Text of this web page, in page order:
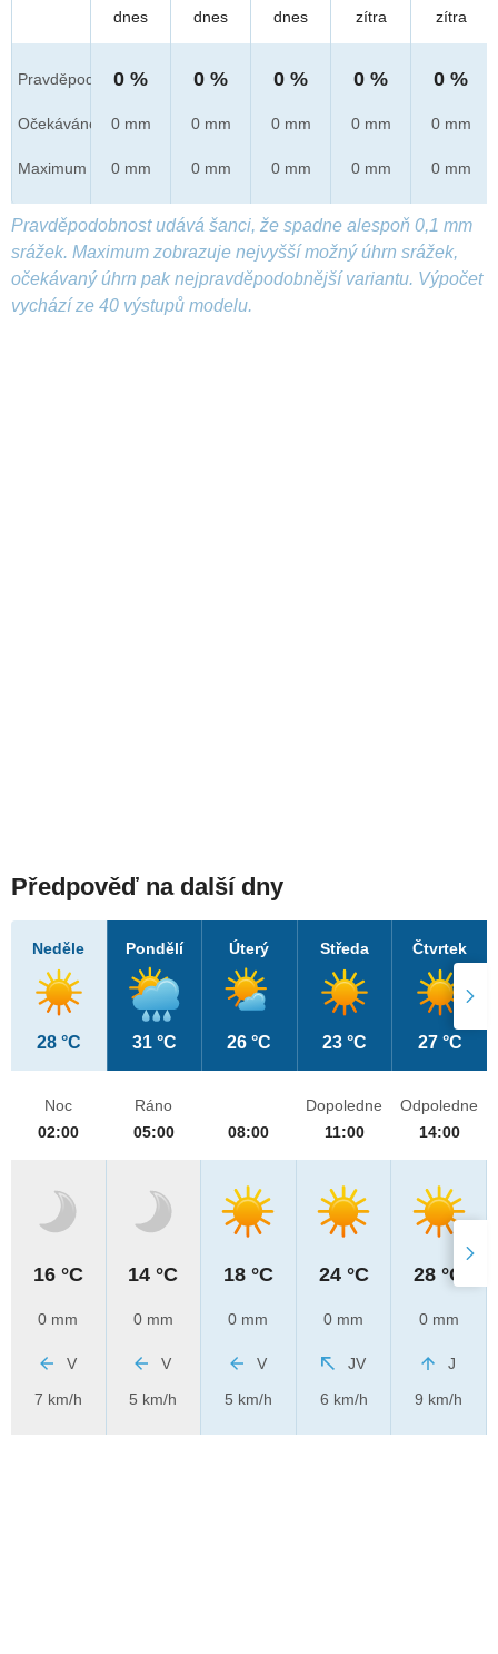
Pravděpod.
Očekáváno
Maximum
dnes
0 %
0 mm
0 mm
dnes
0 %
0 mm
0 mm
dnes
0 %
0 mm
0 mm
zítra
0 %
0 mm
0 mm
zítra
0 %
0 mm
0 mm
Pravděpodobnost udává šanci, že spadne alespoň 0,1 mm
srážek. Maximum zobrazuje nejvyšší možný úhrn srážek,
očekávaný úhrn pak nejpravděpodobnější variantu. Výpočet
vychází ze 40 výstupů modelu.
Předpověď na další dny
Neděle
28 °C
Pondělí
31 °C
Úterý
26 °C
Středa
23 °C
Čtvrtek
27 °C
Noc
02:00
16 °C
0 mm
V
7 km/h
Ráno
05:00
14 °C
0 mm
V
5 km/h
08:00
18 °C
0 mm
V
5 km/h
Dopoledne
11:00
24 °C
0 mm
JV
6 km/h
Odpoledne
14:00
28 °C
0 mm
J
9 km/h